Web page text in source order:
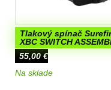
Tlakový spínač
XBC SWITCH
55,00€
Na sklade